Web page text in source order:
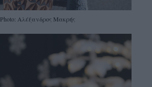
Photo: Αλέξανδρος Μακρής